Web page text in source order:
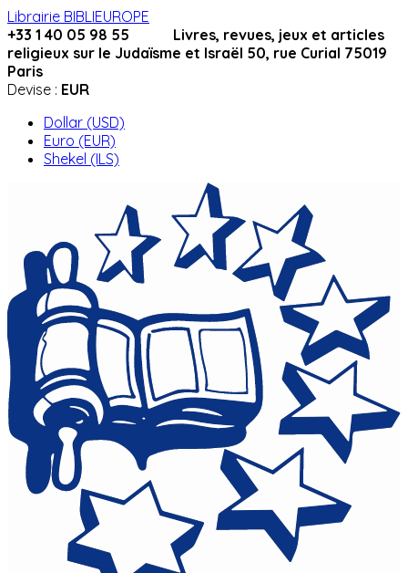
Librairie BIBLIEUROPE
+33 1 40 05 98 55 Livres, revues, jeux et articles
religieux sur le Judaïsme et Israël 50, rue Curial 75019
Paris
Devise : EUR
Dollar (USD)
Euro (EUR)
Shekel (ILS)